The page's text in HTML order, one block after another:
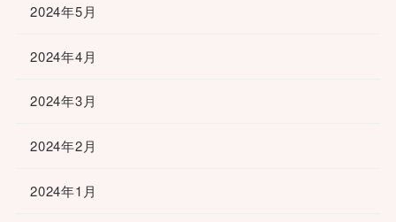
2024年5月
2024年4月
2024年3月
2024年2月
2024年1月